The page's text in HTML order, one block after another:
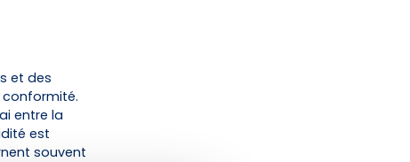
et des
conformité.
entre la
est
souvent